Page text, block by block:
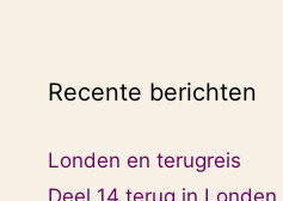
Recente berichten
Londen en terugreis